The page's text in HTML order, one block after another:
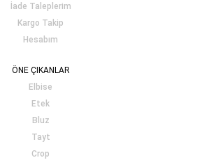
İade Taleplerim
Kargo Takip
Hesabım
ÖNE ÇIKANLAR
Elbise
Etek
Bluz
Tayt
Crop